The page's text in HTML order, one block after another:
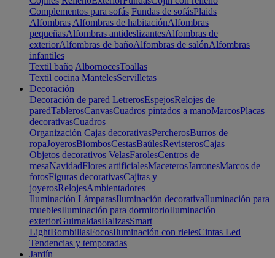
Complementos para sofás Fundas de sofásPlaids
Alfombras Alfombras de habitaciónAlfombras
pequeñasAlfombras antideslizantesAlfombras de
exteriorAlfombras de bañoAlfombras de salónAlfombras
infantiles
Textil baño AlbornocesToallas
Textil cocina MantelesServilletas
Decoración
Decoración de pared LetrerosEspejosRelojes de
paredTablerosCanvasCuadros pintados a manoMarcosPlacas
decorativasCuadros
Organización Cajas decorativasPercherosBurros de
ropaJoyerosBiombosCestasBaúlesRevisterosCajas
Objetos decorativos VelasFarolesCentros de
mesaNavidadFlores artificialesMaceterosJarronesMarcos de
fotosFiguras decorativasCajitas y
joyerosRelojesAmbientadores
Iluminación LámparasIluminación decorativaIluminación para
mueblesIluminación para dormitorioIluminación
exteriorGuirnaldasBalizasSmart
LightBombillasFocosIluminación con rielesCintas Led
Tendencias y temporadas
Jardín